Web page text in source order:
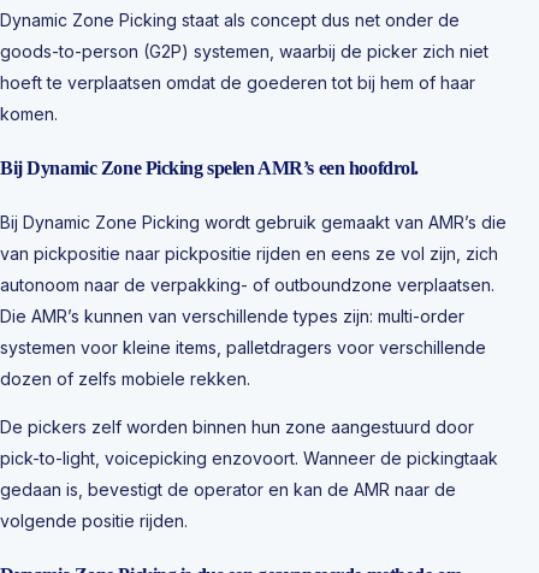
Dynamic Zone Picking staat als concept dus net onder de
goods-to-person (G2P) systemen, waarbij de picker zich niet
hoeft te verplaatsen omdat de goederen tot bij hem of haar
komen.
Bij Dynamic Zone Picking spelen AMR’s een hoofdrol.
Bij Dynamic Zone Picking wordt gebruik gemaakt van AMR’s die
van pickpositie naar pickpositie rijden en eens ze vol zijn, zich
autonoom naar de verpakking- of outboundzone verplaatsen.
Die AMR’s kunnen van verschillende types zijn: multi-order
systemen voor kleine items, palletdragers voor verschillende
dozen of zelfs mobiele rekken.
De pickers zelf worden binnen hun zone aangestuurd door
pick-to-light, voicepicking enzovoort. Wanneer de pickingtaak
gedaan is, bevestigt de operator en kan de AMR naar de
volgende positie rijden.